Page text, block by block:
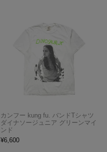
カンフー kung fu. バンドTシャツ
ダイナソージュニア グリーンマイ
ンド
¥6,600